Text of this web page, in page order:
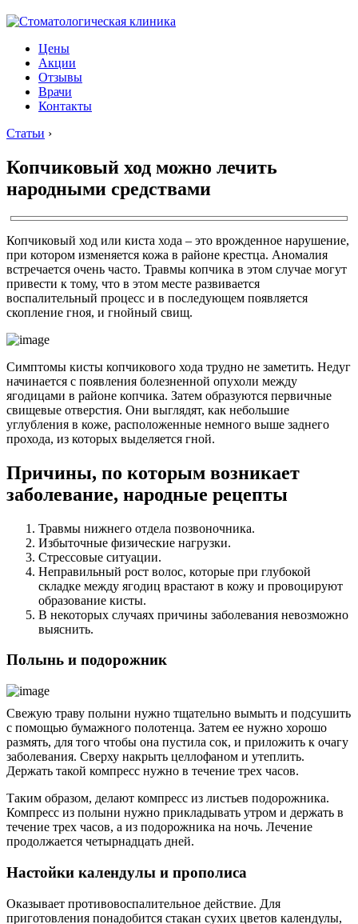
Цены
Акции
Отзывы
Врачи
Контакты
Статьи ›
Копчиковый ход можно лечить
народными средствами
Копчиковый ход или киста хода – это врожденное нарушение,
при котором изменяется кожа в районе крестца. Аномалия
встречается очень часто. Травмы копчика в этом случае могут
привести к тому, что в этом месте развивается
воспалительный процесс и в последующем появляется
скопление гноя, и гнойный свищ.
Симптомы кисты копчикового хода трудно не заметить. Недуг
начинается с появления болезненной опухоли между
ягодицами в районе копчика. Затем образуются первичные
свищевые отверстия. Они выглядят, как небольшие
углубления в коже, расположенные немного выше заднего
прохода, из которых выделяется гной.
Причины, по которым возникает
заболевание, народные рецепты
Травмы нижнего отдела позвоночника.
Избыточные физические нагрузки.
Стрессовые ситуации.
Неправильный рост волос, которые при глубокой
складке между ягодиц врастают в кожу и провоцируют
образование кисты.
В некоторых случаях причины заболевания невозможно
выяснить.
Полынь и подорожник
Свежую траву полыни нужно тщательно вымыть и подсушить
с помощью бумажного полотенца. Затем ее нужно хорошо
размять, для того чтобы она пустила сок, и приложить к очагу
заболевания. Сверху накрыть целлофаном и утеплить.
Держать такой компресс нужно в течение трех часов.
Таким образом, делают компресс из листьев подорожника.
Компресс из полыни нужно прикладывать утром и держать в
течение трех часов, а из подорожника на ночь. Лечение
продолжается четырнадцать дней.
Настойки календулы и прополиса
Оказывает противовоспалительное действие. Для
приготовления понадобится стакан сухих цветов календулы,